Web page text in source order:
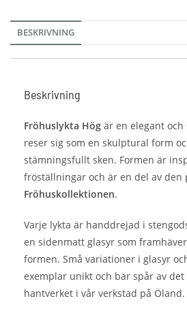
BESKRIVNING
Beskrivning
Fröhuslykta Hög är en elegant
reser sig som en skulptural form
stämningsfullt sken. Formen är
fröställningar och är en del av den
Fröhuskollektionen.
Varje lykta är handdrejad i
en sidenmatt glasyr som
formen. Små variationer i glasyr
exemplar unikt och bär spår av det
hantverket i vår verkstad på Öland.